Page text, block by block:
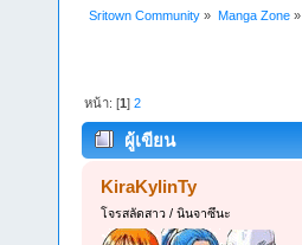
Sritown Community » Manga Zone»
หน้า: [1]2
ผู้เขียน
KiraKylinTy
โจรสลัดสาว / นินจาซึนะ